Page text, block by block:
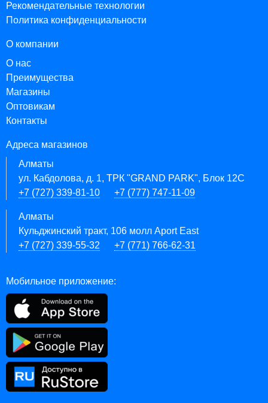
Рекомендательные технологии
Политика конфиденциальности
О компании
О нас
Преимущества
Магазины
Оптовикам
Контакты
Адреса магазинов
Алматы
ул. Кабдолова, д. 1, ТРК "GRAND PARK", Блок 12C
+7 (727) 339-81-10
+7 (777) 747-11-09
Алматы
Кульджинский тракт, 106 молл Aport East
+7 (727) 339-55-32
+7 (771) 766-62-31
Мобильное приложение: